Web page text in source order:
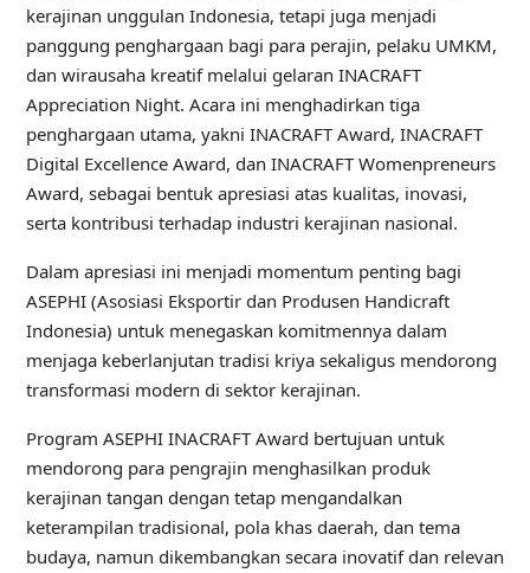
kerajinan unggulan Indonesia, tetapi juga menjadi
panggung penghargaan bagi para perajin, pelaku UMKM,
dan wirausaha kreatif melalui gelaran INACRAFT
Appreciation Night. Acara ini menghadirkan tiga
penghargaan utama, yakni INACRAFT Award, INACRAFT
Digital Excellence Award, dan INACRAFT Womenpreneurs
Award, sebagai bentuk apresiasi atas kualitas, inovasi,
serta kontribusi terhadap industri kerajinan nasional.
Dalam apresiasi ini menjadi momentum penting bagi
ASEPHI (Asosiasi Eksportir dan Produsen Handicraft
Indonesia) untuk menegaskan komitmennya dalam
menjaga keberlanjutan tradisi kriya sekaligus mendorong
transformasi modern di sektor kerajinan.
Program ASEPHI INACRAFT Award bertujuan untuk
mendorong para pengrajin menghasilkan produk
kerajinan tangan dengan tetap mengandalkan
keterampilan tradisional, pola khas daerah, dan tema
budaya, namun dikembangkan secara inovatif dan relevan